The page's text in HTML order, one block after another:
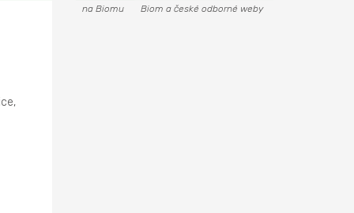
na Biomu Biom a české odborné weby